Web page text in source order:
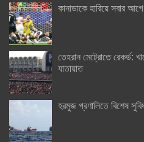
কানাডাকে হারিয়ে সবার
তেহরান মেট্রোতে রেকর্ড:
যাতায়াত
হরমুজ প্রণালিতে বিশেষ